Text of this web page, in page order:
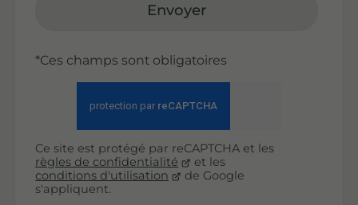
Envoyer
*Ces champs sont obligatoires
Ce site est protégé par reCAPTCHA et les
règles de confidentialité
et les
conditions d'utilisation
de Google
s'appliquent.